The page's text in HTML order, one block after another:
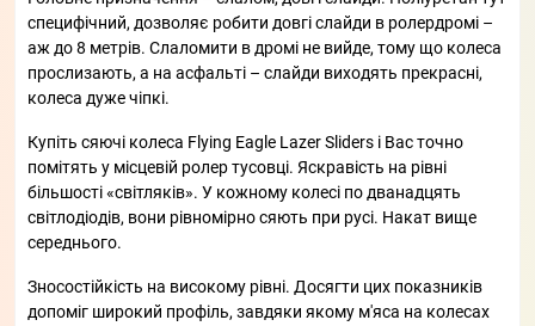
специфічний, дозволяє робити довгі слайди в ролердромі –
аж до 8 метрів. Слаломити в дромі не вийде, тому що колеса
прослизають, а на асфальті – слайди виходять прекрасні,
колеса дуже чіпкі.
Купіть сяючі колеса Flying Eagle Lazer Sliders і Вас точно
помітять у місцевій ролер тусовці. Яскравість на рівні
більшості «світляків». У кожному колесі по дванадцять
світлодіодів, вони рівномірно сяють при русі. Накат вище
середнього.
Зносостійкість на високому рівні. Досягти цих показників
допоміг широкий профіль, завдяки якому м'яса на колесах